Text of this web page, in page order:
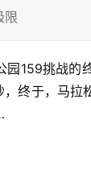
限
园159挑战的
终于，马拉